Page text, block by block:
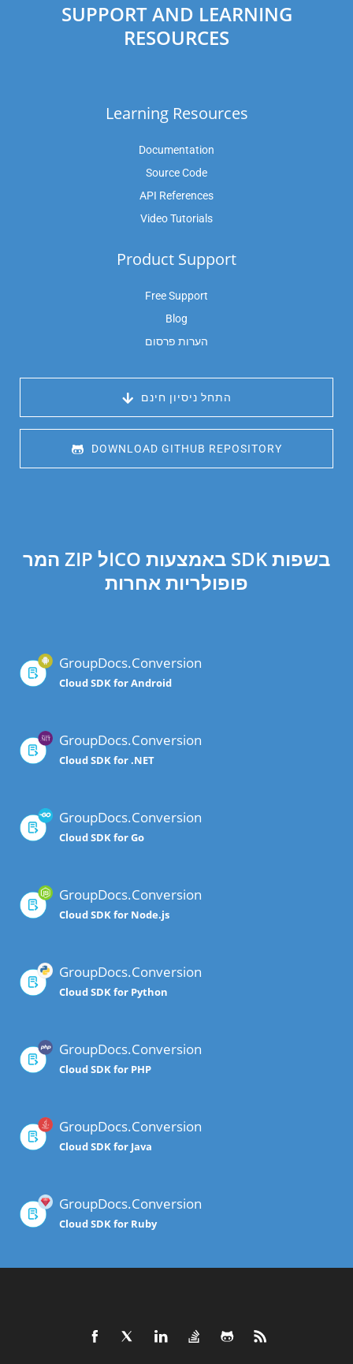
SUPPORT AND LEARNING
RESOURCES
Learning Resources
Documentation
Source Code
API References
Video Tutorials
Product Support
Free Support
Blog
הערות פרסום
התחל ניסיון חינם
DOWNLOAD GITHUB REPOSITORY
המר ZIP לICO באמצעות SDK בשפות
פופולריות אחרות
GroupDocs.Conversion
Cloud SDK for Android
GroupDocs.Conversion
Cloud SDK for .NET
GroupDocs.Conversion
Cloud SDK for Go
GroupDocs.Conversion
Cloud SDK for Node.js
GroupDocs.Conversion
Cloud SDK for Python
GroupDocs.Conversion
Cloud SDK for PHP
GroupDocs.Conversion
Cloud SDK for Java
GroupDocs.Conversion
Cloud SDK for Ruby